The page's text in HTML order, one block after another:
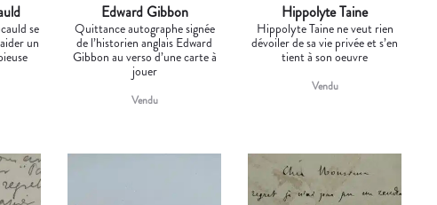
se
un
Edward Gibbon
Quittance autographe signée
de l’historien anglais Edward
Gibbon au verso d’une carte à
jouer
Vendu
Hippolyte Taine
Hippolyte Taine ne veut rien
dévoiler de sa vie privée et s’en
tient à son oeuvre
Vendu